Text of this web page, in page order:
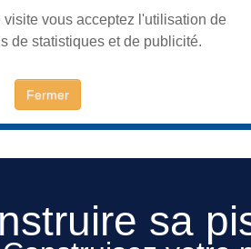
visite vous acceptez l'utilisation de
de statistiques et de publicité.
Fermer
sa